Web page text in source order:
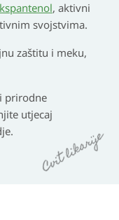
, aktivni
svojstvima.
zaštitu i meku,
prirodne
utjecaj